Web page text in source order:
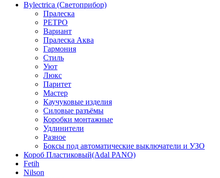
Bylectrica (Светоприбор)
Пралеска
РЕТРО
Вариант
Пралеска Аква
Гармония
Стиль
Уют
Люкс
Паритет
Мастер
Каучуковые изделия
Силовые разъёмы
Коробки монтажные
Удлинители
Разное
Боксы под автоматические выключатели и УЗО
Короб Пластиковый(Adal PANO)
Fetih
Nilson